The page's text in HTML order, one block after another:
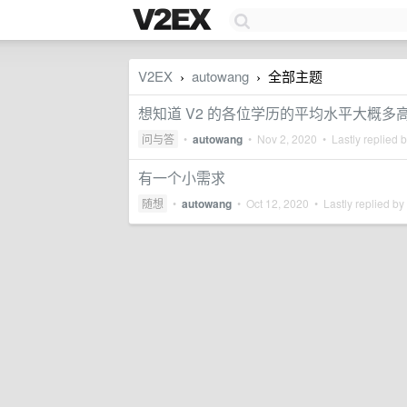
V2EX › autowang › 全部主题
想知道 V2 的各位学历的平均水平大概多
问与答 • autowang • Nov 2, 2020 • Lastly replied
有一个小需求
随想 • autowang • Oct 12, 2020 • Lastly replied by